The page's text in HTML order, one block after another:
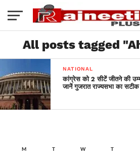
All posts tagged
NATIONAL
कांग्रेस को 2 सीटें जीतने की
जानें गुजरात राज्यसभा का
M T W T